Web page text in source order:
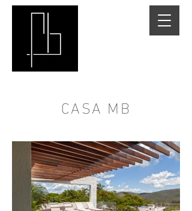
CASA MB